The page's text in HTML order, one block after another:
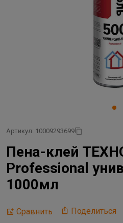
Артикул: 10009293699
Пена-клей
Professional
1000мл
Сравнить Поделиться